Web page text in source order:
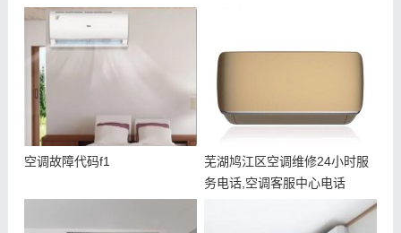
空调故障代码f1
芜湖鸠江区空调维修24小时服
务电话,空调客服中心电话